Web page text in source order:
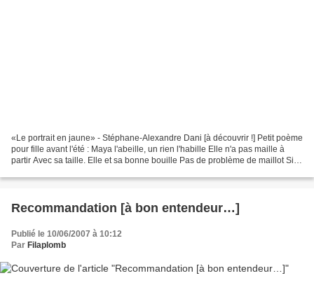
«Le portrait en jaune» - Stéphane-Alexandre Dani [à découvrir !] Petit poème
pour fille avant l'été : Maya l'abeille, un rien l'habille Elle n'a pas maille à
partir Avec sa taille. Elle et sa bonne bouille Pas de problème de maillot Si
Recommandation [à bon entendeur…]
Publié le 10/06/2007 à 10:12
Par Filaplomb